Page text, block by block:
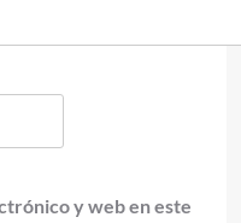
y web en este